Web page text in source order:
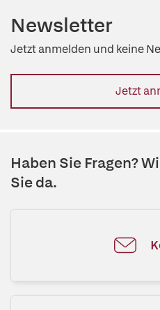
Newsletter
Jetzt anmelden und keine
Jetzt
Haben Sie Fragen?
Sie da.